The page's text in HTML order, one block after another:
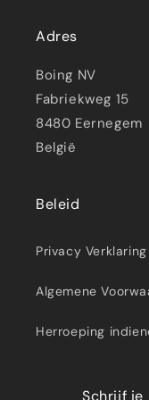
Adres
Boing NV
Fabriekweg 15
8480 Eernegem
België
Beleid
Privacy Verklaring
Algemene
Herroeping
Schrijf je